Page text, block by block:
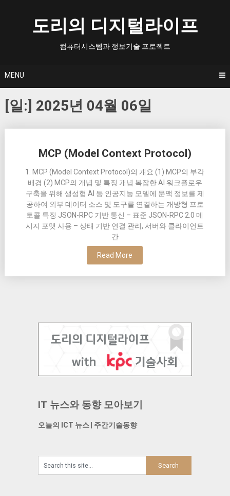
도리의 디지털라이프
컴퓨터시스템과 정보기술 프로젝트
MENU
[일:] 2025년 04월 06일
MCP (Model Context Protocol)
1. MCP (Model Context Protocol)의 개요 (1) MCP의 부각
배경 (2) MCP의 개념 및 특징 개념 복잡한 AI 워크플로우
구축을 위해 생성형 AI 등 인공지능 모델에 문맥 정보를 제
공하여 외부 데이터 소스 및 도구를 연결하는 개방형 프로
토콜 특징 JSON-RPC 기반 통신 – 표준 JSON-RPC 2.0 메
시지 포맷 사용 – 상태 기반 연결 관리, 서버와 클라이언트
간
Read More
navigation
IT 뉴스와 동향 모아보기
오늘의 ICT 뉴스| 주간기술동향